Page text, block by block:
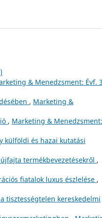
& Menedzsment: Évf.
, Marketing &
, Marketing & Menedzsment:
külföldi és hazai kutatási
termékbevezetésekről ,
fiatalok luxus észlelése ,
tisztességtelen kereskedelmi